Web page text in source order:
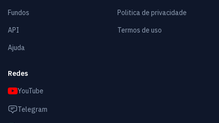
Fundos
API
Ajuda
Politica de privacidade
Termos de uso
Redes
YouTube
Telegram